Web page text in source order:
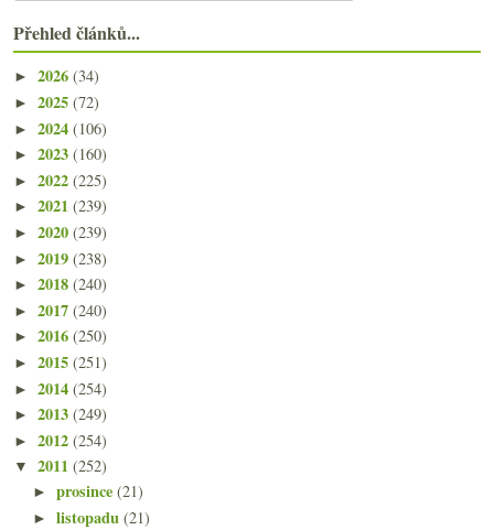
Přehled článků...
► 2026 (34)
► 2025 (72)
► 2024 (106)
► 2023 (160)
► 2022 (225)
► 2021 (239)
► 2020 (239)
► 2019 (238)
► 2018 (240)
► 2017 (240)
► 2016 (250)
► 2015 (251)
► 2014 (254)
► 2013 (249)
► 2012 (254)
▼ 2011 (252)
►prosince(21)
►listopadu(21)